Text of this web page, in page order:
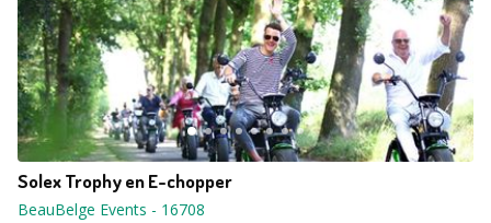
Solex Trophy en E-chopper
BeauBelge Events - 16708